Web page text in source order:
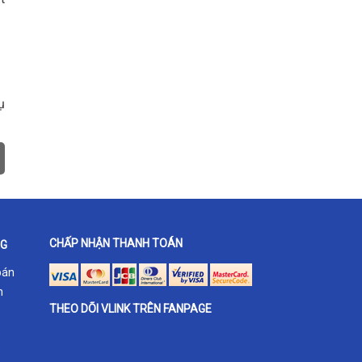
CHẤP NHẬN THANH TOÁN
THEO DÕI VLINK TRÊN FANPAGE